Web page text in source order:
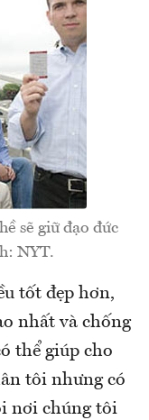
sẽ giữ đạo đức
NYT.
tốt đẹp hơn,
nhất và chống
thể giúp cho
tôi nhưng có
nơi chúng tôi